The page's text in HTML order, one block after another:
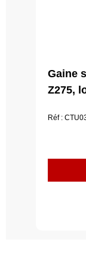
Gaine
Z275,
Réf :